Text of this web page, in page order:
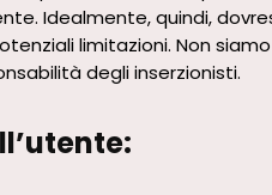
Idealmente, quindi,
limitazioni. Non
degli inserzionisti.